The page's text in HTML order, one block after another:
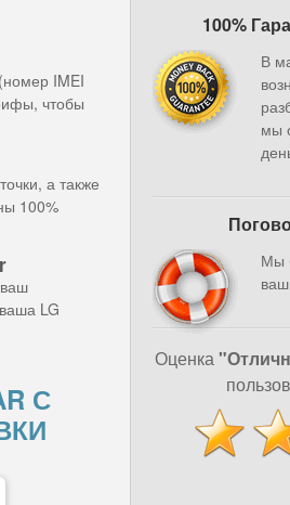
(номер IMEI
чтобы
а также
100%
LG
С
100%
В
мы
Мы
Оценка